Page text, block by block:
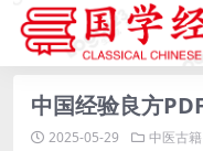
中国经验良方
2025-05-29 中医古籍